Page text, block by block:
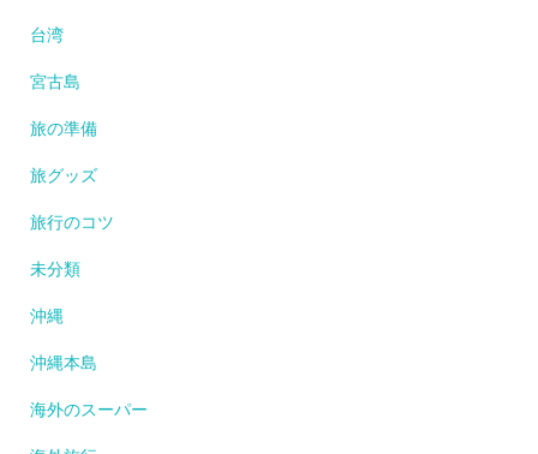
台湾
宮古島
旅の準備
旅グッズ
旅行のコツ
未分類
沖縄
沖縄本島
海外のスーパー